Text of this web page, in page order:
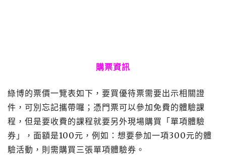
購票資訊
綠博的票價一覽表如下，要買優待票需要出示相關證
件，可別忘記攜帶囉；憑門票可以參加免費的體驗課
程，但是要收費的課程就要另外現場購買「單項體驗
券」，面額是100元，例如：想要參加一項300元的體
驗活動，則需購買三張單項體驗券。